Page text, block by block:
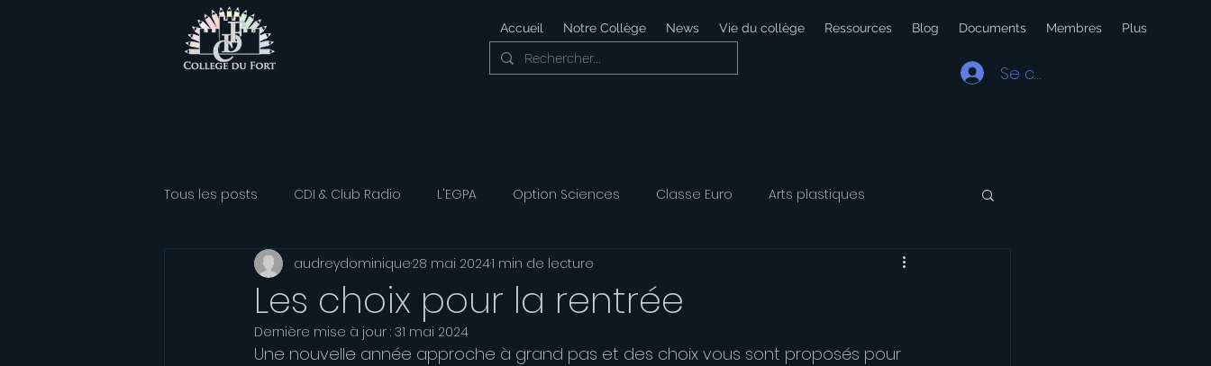
Accueil Notre Collège News Vie du collège Ressources Blog Documents Membres Plus
Se connecter
Tous les posts CDI & Club Radio L'EGPA Option Sciences Classe Euro Arts plastiques
Classe Athlétisme Option Développement Durable Voyage
Association sportive Français Option Musique
Les choix pour la rentrée
audreydominique28 mai 20241 min de lecture
Dernière mise à jour : 31 mai 2024
Une nouvelle année approche à grand pas et des choix vous sont proposés pour